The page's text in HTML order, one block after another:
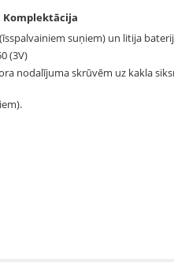
Komplektācija
suņiem) un litija
(3V)
nodalījuma skrūvēm uz kakla